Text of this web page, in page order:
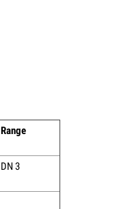
Range
DN 3